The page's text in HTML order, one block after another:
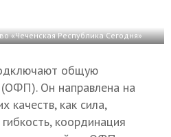
«Чеченская Республика Сегодня»
общую
Он направлена на
качеств, как сила,
координация